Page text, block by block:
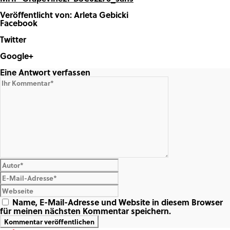
Veröffentlicht von: Arleta Gebicki
Facebook
Twitter
Google+
Share on Google+
Eine Antwort verfassen
Name, E-Mail-Adresse und Website in diesem Browser
für meinen nächsten Kommentar speichern.